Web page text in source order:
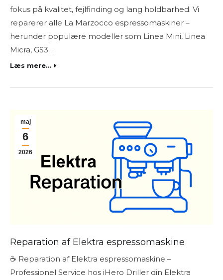
fokus på kvalitet, fejlfinding og lang holdbarhed. Vi
reparerer alle La Marzocco espressomaskiner –
herunder populære modeller som Linea Mini, Linea
Micra, GS3…
Læs mere...
maj
6
2026
Reparation af Elektra espressomaskine
☕ Reparation af Elektra espressomaskine –
Professionel Service hos iHero Driller din Elektra